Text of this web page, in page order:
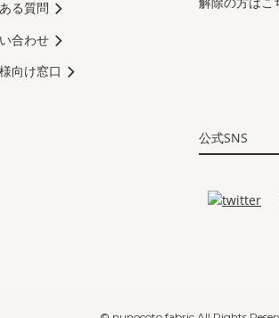
る質問
合わせ
向け窓口
公式SNS